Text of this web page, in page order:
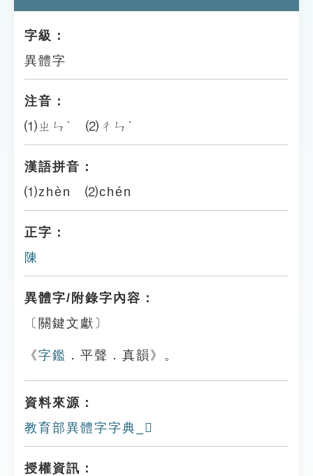
貓頭鷹博士
字級：
異體字
注音：
⑴ㄓㄣˋ ⑵ㄔㄣˊ
漢語拼音：
⑴zhèn ⑵chén
正字：
陳
異體字/附錄字內容：
〔關鍵文獻〕
《字鑑 ．平聲．真韻》。
資料來源：
教育部異體字字典_𨻰
授權資訊：